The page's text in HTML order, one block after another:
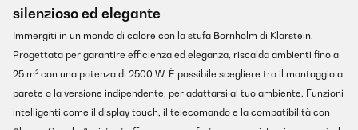
silenzioso ed elegante
Immergiti in un mondo di calore con la stufa Bornholm di Klarstein.
Progettata per garantire efficienza ed eleganza, riscalda ambienti fino a
25 m² con una potenza di 2500 W. È possibile scegliere tra il montaggio a
parete o la versione indipendente, per adattarsi al tuo ambiente. Funzioni
intelligenti come il display touch, il telecomando e la compatibilità con